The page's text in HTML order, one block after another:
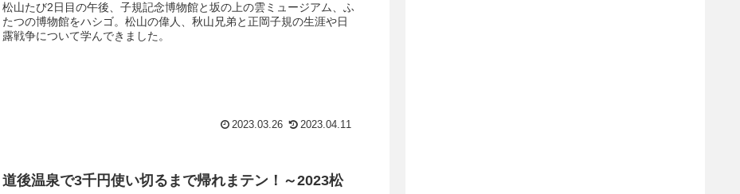
松山たび2日目の午後、子規記念博物館と坂の上の雲ミュージアム、ふ
たつの博物館をハシゴ。松山の偉人、秋山兄弟と正岡子規の生涯や日
露戦争について学んできました。
2023.03.26 2023.04.11
道後温泉で3千円使い切るまで帰れまテン！～2023松